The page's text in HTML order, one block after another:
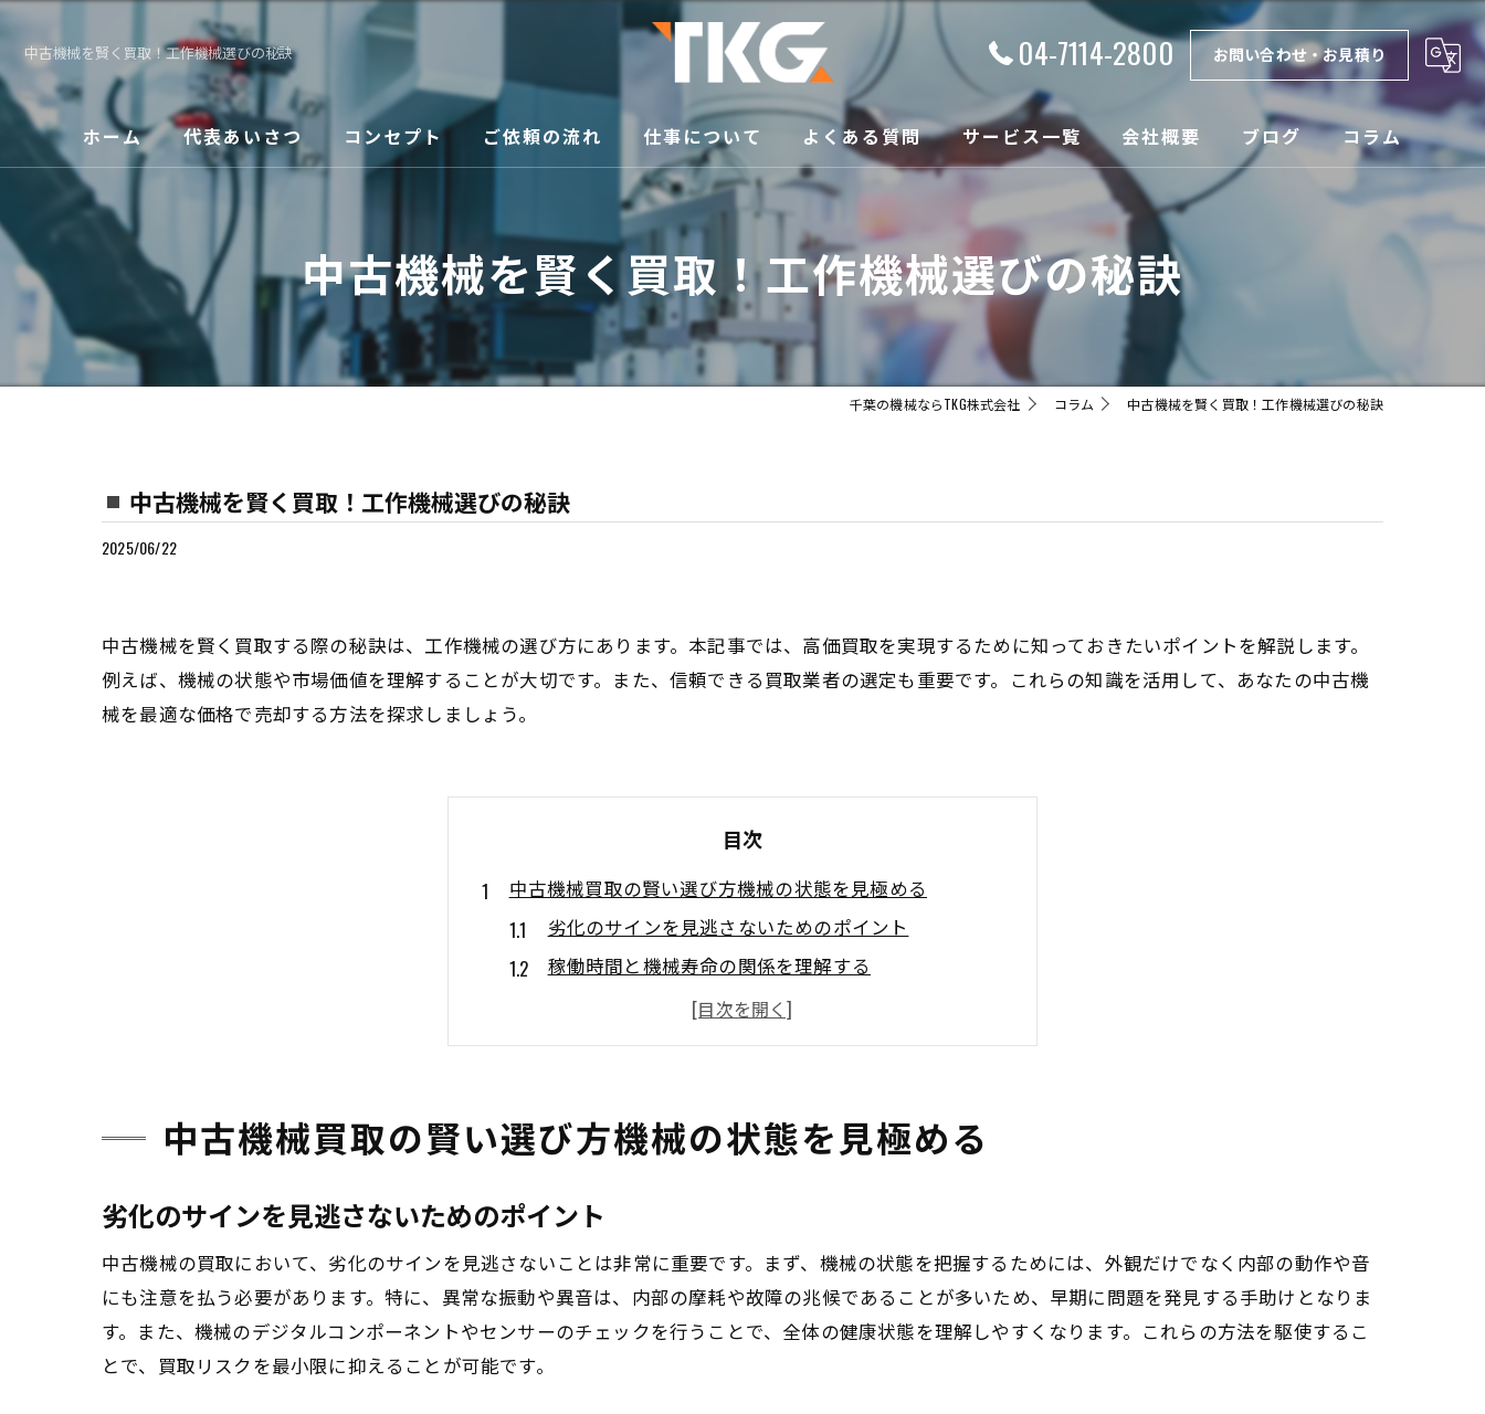
中古機械を賢く買取！工作機械選びの秘訣 04-7114-2800 お問い合わせ・お見積り
ホーム 代表あいさつ コンセプト ご依頼の流れ 仕事について よくある質問 サービス一覧
買取
メンテナンス
会社概要
漫画特集
ブログ コラム
中古機械を賢く買取！工作機械選びの秘訣
千葉の機械ならTKG株式会社 コラム 中古機械を賢く買取！工作機械選びの秘訣
中古機械を賢く買取！工作機械選びの秘訣
2025/06/22
中古機械を賢く買取する際の秘訣は、工作機械の選び方にあります。本記事では、高価買取を実現するために知っておきたいポイントを解説します。
例えば、機械の状態や市場価値を理解することが大切です。また、信頼できる買取業者の選定も重要です。これらの知識を活用して、あなたの中古機
械を最適な価格で売却する方法を探求しましょう。
目次
中古機械買取の賢い選び方機械の状態を見極める
劣化のサインを見逃さないためのポイント
稼働時間と機械寿命の関係を理解する
過去のメンテナンス履歴をチェックする重要性
機械の外観チェックで分かること
信頼できる第三者検査の活用法
機械の市場価値を理解し高価買取を実現する方法
需要と供給のバランスを見極める
中古機械のオンライン市場動向を調査する
人気の高い機械ブランドとその特徴
中古機械買取の賢い選び方機械の状態を見極める
劣化のサインを見逃さないためのポイント
中古機械の買取において、劣化のサインを見逃さないことは非常に重要です。まず、機械の状態を把握するためには、外観だけでなく内部の動作や音
にも注意を払う必要があります。特に、異常な振動や異音は、内部の摩耗や故障の兆候であることが多いため、早期に問題を発見する手助けとなりま
す。また、機械のデジタルコンポーネントやセンサーのチェックを行うことで、全体の健康状態を理解しやすくなります。これらの方法を駆使するこ
とで、買取リスクを最小限に抑えることが可能です。